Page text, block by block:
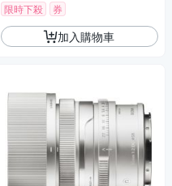
限時下殺
券
加入購物車